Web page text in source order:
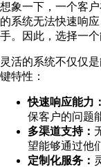
想象一下，一个客
的系统无法快速响
手。因此，选择一
灵活的系统不仅仅
键特性：
快速响应能力：
保客户的问题
多渠道支持：
望能够通过他
定制化服务：